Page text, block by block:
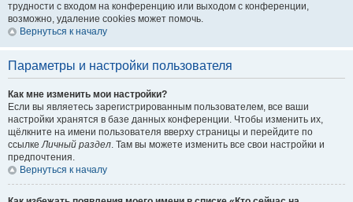
трудности с входом на конференцию или выходом с конференции,
возможно, удаление cookies может помочь.
Вернуться к началу
Параметры и настройки пользователя
Как мне изменить мои настройки?
Если вы являетесь зарегистрированным пользователем, все ваши
настройки хранятся в базе данных конференции. Чтобы изменить их,
щёлкните на имени пользователя вверху страницы и перейдите по
ссылкеЛичный раздел. Там вы можете изменить все свои настройки и
предпочтения.
Вернуться к началу